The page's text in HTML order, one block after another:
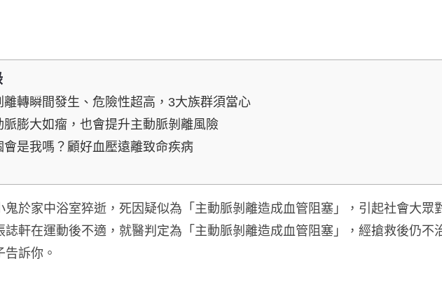
離轉瞬間發生、危險性超高，3大族群須當心
脈膨大如瘤，也會提升主動脈剝離風險
會是我嗎？顧好血壓遠離致命疾病
鬼於家中浴室猝逝，死因疑似為「 主動脈剝離造成血管阻塞 」，引起社會大眾
誌軒在運動後不適，就醫判定為「主動脈剝離造成血管阻塞」，經搶救後仍不
告訴你。